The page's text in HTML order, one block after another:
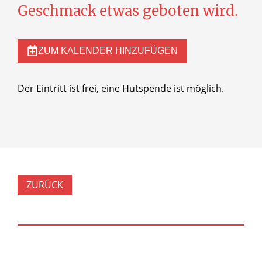
Geschmack etwas geboten wird.
ZUM KALENDER HINZUFÜGEN
Der Eintritt ist frei, eine Hutspende ist möglich.
ZURÜCK